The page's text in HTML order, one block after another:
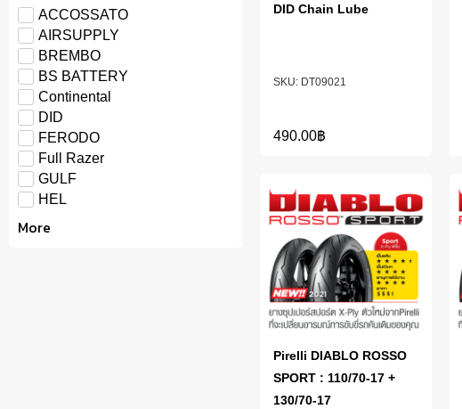
ACCOSSATO
AIRSUPPLY
BREMBO
BS BATTERY
Continental
DID
FERODO
Full Razer
GULF
HEL
More
DT09021
DID Chain Lube
490.00฿
Pirelli DIABLO ROSSO
SPORT : 110/70-17 +
130/70-17